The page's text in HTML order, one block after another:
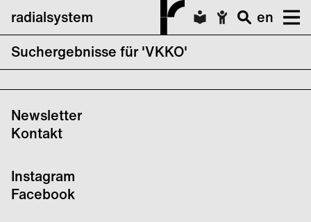
radialsystem
en
Suchergebnisse für 'VKKO'
keine Suchergebnisse für VKKO
Newsletter
Kontakt
Instagram
Facebook